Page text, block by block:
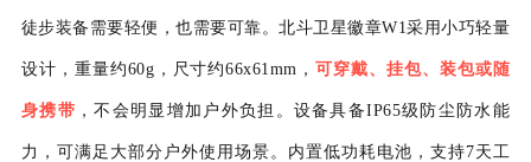
徒步装备需要轻便，也需要可靠。北斗卫星徽章W1采用小巧轻量
设计，重量约60g ，尺寸约66x61mm ，可穿戴、挂包、装包或随
身携带 ，不会明显增加户外负担。设备具备IP65级防尘防水能
力，可满足大部分户外使用场景。 内置低功耗电池，支持7天工